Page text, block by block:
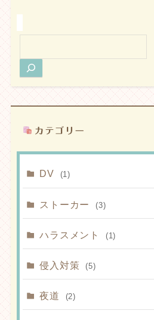
索
DV (1)
ストーカー (3)
ハラスメント (1)
侵入対策 (5)
夜道 (2)